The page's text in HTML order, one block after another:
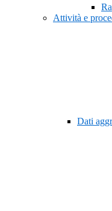
Attività e
Dati